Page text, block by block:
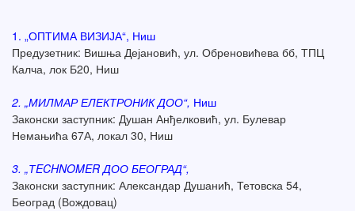
1. „ОПТИМА ВИЗИЈА“, Ниш
Предузетник: Вишња Дејановић, ул. Обреновићева бб, ТПЦ
Калча, лок Б20, Ниш
2. „МИЛМАР ЕЛЕКТРОНИК ДОО“, Ниш
Законски заступник: Душан Анђелковић, ул. Булевар
Немањића 67А, локал 30, Ниш
3. „ТECHNOMER ДОО БЕОГРАД“,
Законски заступник: Александар Душанић, Тетовска 54,
Београд (Вождовац)